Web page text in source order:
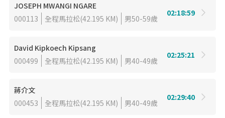
JOSEPH MWANGI NGARE
000113
全程馬拉松(42.195 KM) 男50-59歲
02:18:59
David Kipkoech Kipsang
000499
全程馬拉松(42.195 KM) 男40-49歲
02:25:21
蔣介文
000453
全程馬拉松(42.195 KM) 男40-49歲
02:29:40